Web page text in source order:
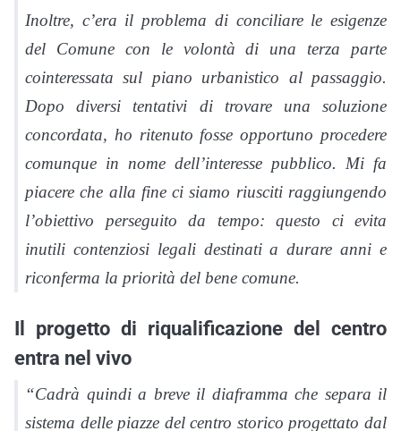
Inoltre, c’era il problema di conciliare le esigenze
del Comune con le volontà di una terza parte
cointeressata sul piano urbanistico al passaggio.
Dopo diversi tentativi di trovare una soluzione
concordata, ho ritenuto fosse opportuno procedere
comunque in nome dell’interesse pubblico. Mi fa
piacere che alla fine ci siamo riusciti raggiungendo
l’obiettivo perseguito da tempo: questo ci evita
inutili contenziosi legali destinati a durare anni e
riconferma la priorità del bene comune.
Il progetto di riqualificazione del centro
entra nel vivo
“Cadrà quindi a breve il diaframma che separa il
sistema delle piazze del centro storico progettato dal